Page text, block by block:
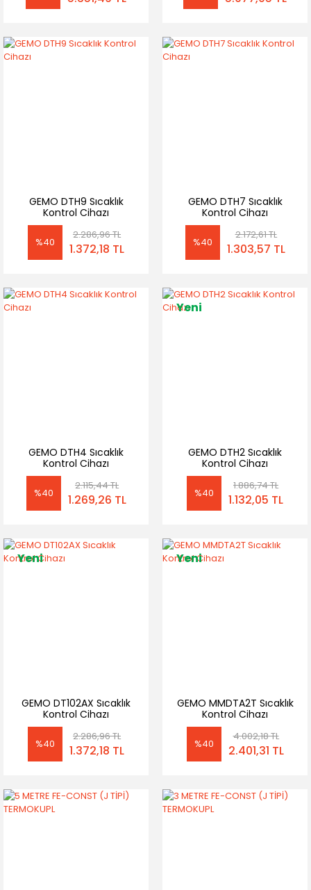
GEMO DTH9 Sıcaklık
Kontrol Cihazı
%40
2.286,96 TL
1.372,18 TL
GEMO DTH7 Sıcaklık
Kontrol Cihazı
%40
2.172,61 TL
1.303,57 TL
GEMO DTH4 Sıcaklık
Kontrol Cihazı
%40
2.115,44 TL
1.269,26 TL
Yeni
GEMO DTH2 Sıcaklık
Kontrol Cihazı
%40
1.886,74 TL
1.132,05 TL
Yeni
GEMO DT102AX Sıcaklık
Kontrol Cihazı
%40
2.286,96 TL
1.372,18 TL
Yeni
GEMO MMDTA2T Sıcaklık
Kontrol Cihazı
%40
4.002,18 TL
2.401,31 TL